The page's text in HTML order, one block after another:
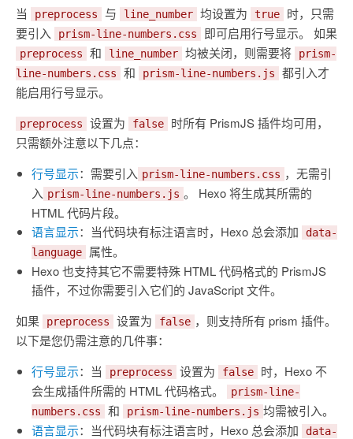
当
preprocess 与 line_number 均设置为 true
时，只需
要引入
prism-line-numbers.css 即可启用行号显示。 如果
preprocess 和 line_number 均被关闭，则需要将
prism-
line-numbers.css
和 prism-line-numbers.js
都引入才
能启用行号显示。
preprocess 设置为 false
时所有 PrismJS 插件均可用，
只需额外注意以下几点：
行号显示：需要引入 prism-line-numbers.css ，无需引
入 prism-line-numbers.js 。 Hexo 将生成其所需的
HTML 代码片段。
语言显示：当代码块有标注语言时，Hexo 总会添加
data-
language
属性。
Hexo 也支持其它不需要特殊 HTML 代码格式的 PrismJS
插件，不过你需要引入它们的 JavaScript 文件。
如果
preprocess 设置为 false ，则支持所有 prism 插件。
以下是您仍需注意的几件事：
行号显示：当 preprocess 设置为 false
时，Hexo 不
会生成插件所需的 HTML 代码格式。
prism-line-
numbers.css
和 prism-line-numbers.js 均需被引入。
语言显示：当代码块有标注语言时，Hexo 总会添加
data-